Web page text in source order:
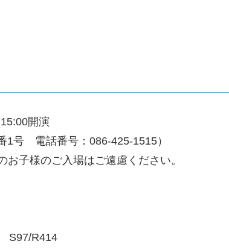
開演
号 電話番号：086-425-1515）
子様のご入場はご遠慮ください。
S97/R414